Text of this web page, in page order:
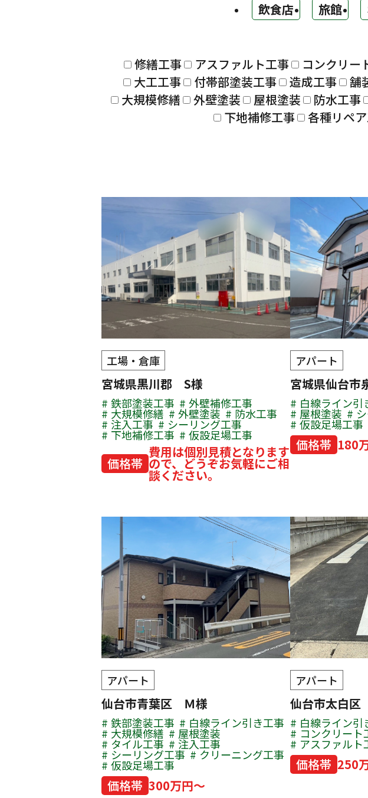
飲食店
旅館
修繕工事 アスファルト工事 コンクリー
大工工事
付帯部塗装工事 造成工事 舗
大規模修繕
外壁塗装 屋根塗装 防水工事
下地補修工事
各種リペ
工場・倉庫
宮城県黒川郡 S様
鉄部塗装工事 外壁補修工事
大規模修繕 外壁塗装 防水工事
注入工事 シーリング工事
下地補修工事 仮設足場工事
価格帯
費用は個別見積となります
ので、どうぞお気軽にご相
談ください。
アパート
宮城県仙台
白線ライン引
屋根塗装
仮設足場工事
価格帯 180
アパート
仙台市青葉区 Ｍ様
鉄部塗装工事 白線ライン引き工事
大規模修繕 屋根塗装
タイル工事 注入工事
シーリング工事 クリーニング工事
仮設足場工事
価格帯 300万円～
アパート
仙台市太白
白線ライン引
コンクリート
アスファルト
価格帯 250